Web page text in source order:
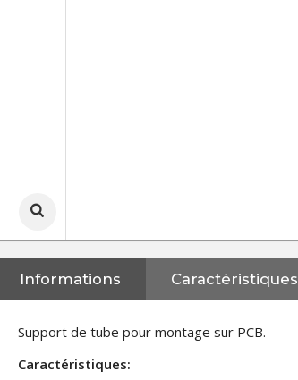
Informations Caractéristiques
Support de tube pour montage sur PCB.
Caractéristiques: